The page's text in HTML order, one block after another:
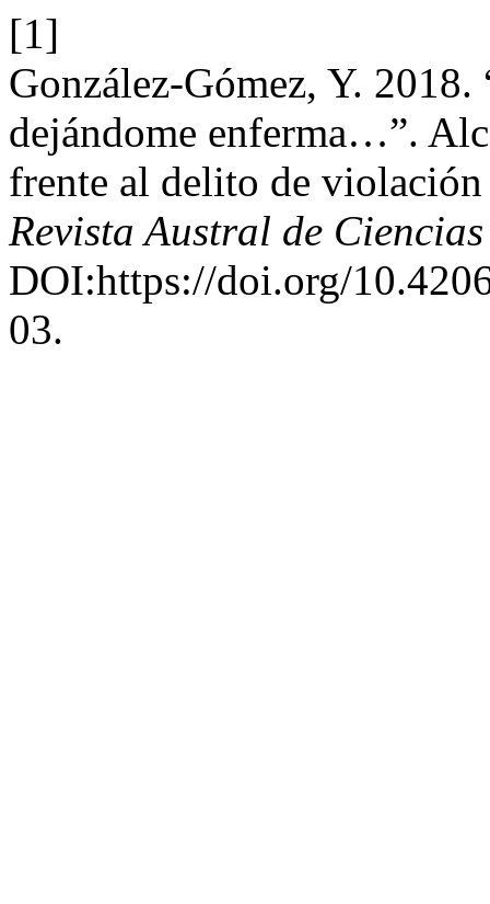
[1]
González-Gómez, Y.
dejándome enferma…”.
frente al delito de
Revista Austral de
DOI:https://doi.org/
03.